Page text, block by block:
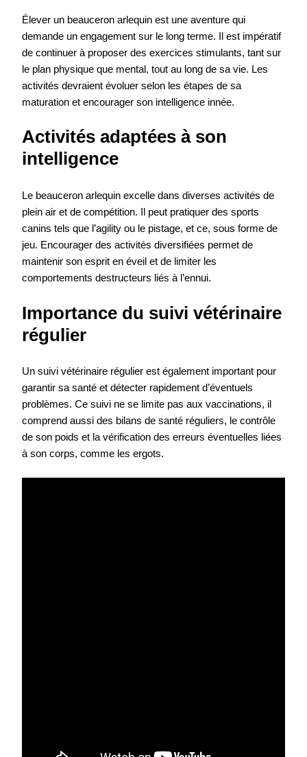
Élever un beauceron arlequin est une aventure qui
demande un engagement sur le long terme. Il est impératif
de continuer à proposer des exercices stimulants, tant sur
le plan physique que mental, tout au long de sa vie. Les
activités devraient évoluer selon les étapes de sa
maturation et encourager son intelligence innée.
Activités adaptées à son
intelligence
Le beauceron arlequin excelle dans diverses activités de
plein air et de compétition. Il peut pratiquer des sports
canins tels que l’agility ou le pistage, et ce, sous forme de
jeu. Encourager des activités diversifiées permet de
maintenir son esprit en éveil et de limiter les
comportements destructeurs liés à l’ennui.
Importance du suivi vétérinaire
régulier
Un suivi vétérinaire régulier est également important pour
garantir sa santé et détecter rapidement d’éventuels
problèmes. Ce suivi ne se limite pas aux vaccinations, il
comprend aussi des bilans de santé réguliers, le contrôle
de son poids et la vérification des erreurs éventuelles liées
à son corps, comme les ergots.